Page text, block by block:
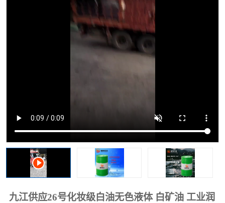
九江供应26号化妆级白油无色液体 白矿油 工业润
26+32号化妆级白油 46+68号化妆级白油